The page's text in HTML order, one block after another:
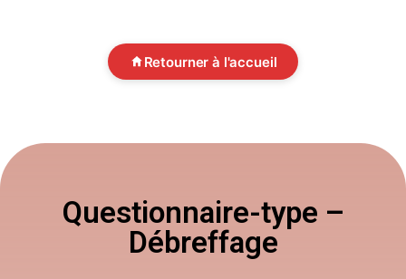
Retourner à l'accueil
Questionnaire-type –
Débreffage